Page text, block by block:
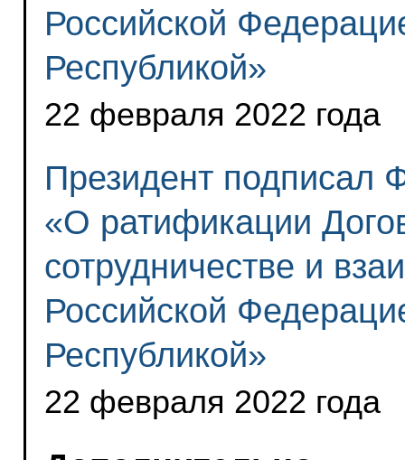
Российской
Республикой»
22 февраля 2022 года
Президент подписал
«О ратификации
сотрудничестве и
Российской
Республикой»
22 февраля 2022 года